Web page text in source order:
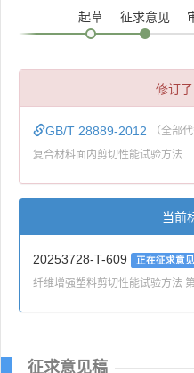
起草 征求意见
修订
GB/T 28889-2012 （全部代
复合材料面内剪切性能试验方法
当前
20253728-T-609 正在征求意见
纤维增强塑料剪切性能试验方法
征求意见稿